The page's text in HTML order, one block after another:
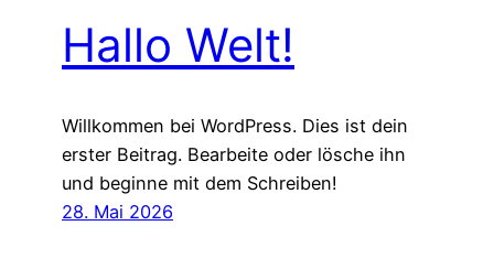
Hallo Welt!
Willkommen bei WordPress. Dies ist dein
erster Beitrag. Bearbeite oder lösche ihn
und beginne mit dem Schreiben!
28. Mai 2026